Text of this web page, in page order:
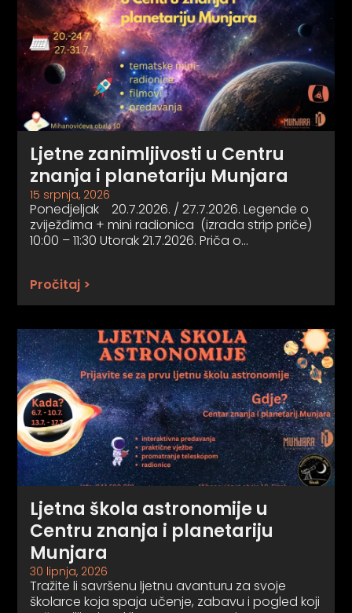
Ljetne zanimljivosti u Centru
znanja i planetariju Munjara
15 srpnja, 2026
Ponedjeljak 20.7.2026. / 27.7.2026. Legende o
zviježđima + mini radionica (izrada strip priče)
10:00 – 11:30 Utorak 21.7.2026. Priča o…
Pročitaj >
Ljetna škola astronomije u
Centru znanja i planetariju
Munjara
30 lipnja, 2026
Tražite li savršenu ljetnu avanturu za svoje
školarce koja spaja učenje, zabavu i pogled koji